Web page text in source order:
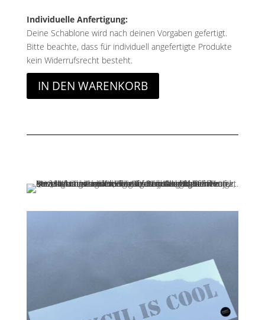
Individuelle Anfertigung:
Deine Schablone wird nach deinen Vorgaben gefertigt.
Bitte beachte, dass für individuell angefertigte Produkte
kein Widerrufsrecht besteht.
IN DEN WARENKORB